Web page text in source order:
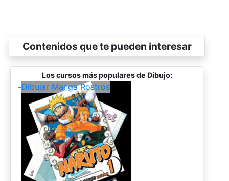
Contenidos que te pueden interesar
Los cursos más populares de Dibujo:
-Dibujar Manga Rostros